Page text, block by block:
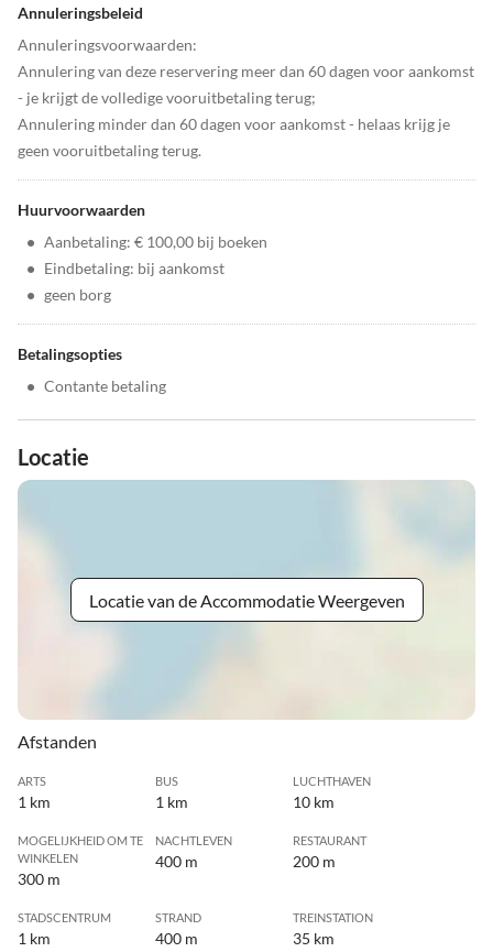
Annuleringsbeleid
Annuleringsvoorwaarden:
Annulering van deze reservering meer dan 60 dagen voor aankomst
- je krijgt de volledige vooruitbetaling terug;
Annulering minder dan 60 dagen voor aankomst - helaas krijg je
geen vooruitbetaling terug.
Huurvoorwaarden
• Aanbetaling: € 100,00 bij boeken
• Eindbetaling: bij aankomst
• geen borg
Betalingsopties
• Contante betaling
Locatie
Locatie van de Accommodatie Weergeven
Afstanden
ARTS
1 km
BUS
1 km
LUCHTHAVEN
10 km
MOGELIJKHEID OM TE
WINKELEN
300 m
NACHTLEVEN
400 m
RESTAURANT
200 m
STADSCENTRUM
1 km
STRAND
400 m
TREINSTATION
35 km